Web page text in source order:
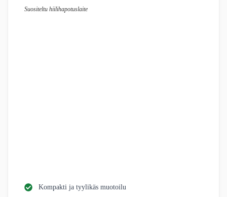
Suositeltu hiilihapotuslaite
Kompakti ja tyylikäs muotoilu